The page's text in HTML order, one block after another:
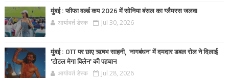
मुंबई : फीफा वर्ल्ड कप 2026 में सोनिया बंसल का ग्लैमरस जलवा
आर्यावर्त डेस्क Jul 30, 2026
मुंबई : OTT पर छाए ऋषभ साहनी, 'नागबंधन' में दमदार डबल रोल ने दिलाई
'टोटल मेगा विलेन' की पहचान
आर्यावर्त डेस्क Jul 28, 2026